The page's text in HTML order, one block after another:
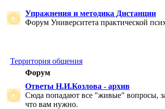
Упражнения и методика Дистанции
Форум Университета практической
Территория общения
Форум
Ответы Н.И.Козлова - архив
Сюда попадают все "живые" вопросы,
что вам нужно.